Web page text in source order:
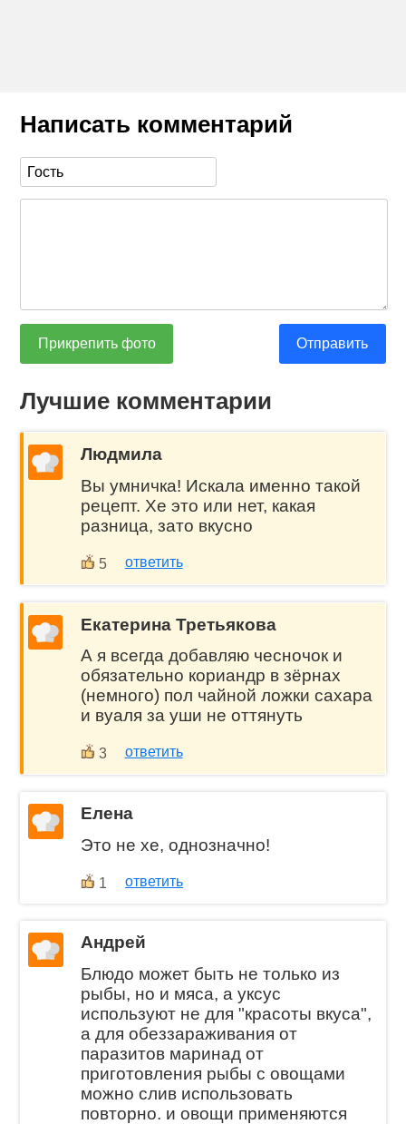
Написать комментарий
Прикрепить фото Отправить
Лучшие комментарии
Людмила
Вы умничка! Искала именно такой
рецепт. Хе это или нет, какая
разница, зато вкусно
5 ответить
Екатерина Третьякова
А я всегда добавляю чесночок и
обязательно кориандр в зёрнах
(немного) пол чайной ложки сахара
и вуаля за уши не оттянуть
3 ответить
Елена
Это не хе, однозначно!
1 ответить
Андрей
Блюдо может быть не только из
рыбы, но и мяса, а уксус
используют не для "красоты вкуса",
а для обеззараживания от
паразитов маринад от
приготовления рыбы с овощами
можно слив использовать
повторно. и овощи применяются